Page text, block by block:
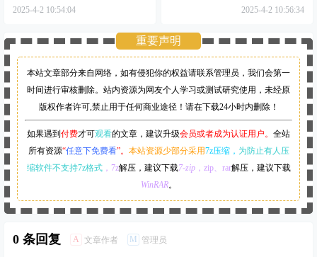
2025-4-2 10:54:04 2025-4-2 10:56:34
重要声明
本站文章部分来自网络，如有侵犯你的权益请联系管理员， 我们会第一
时间进行审核删除。站内资源为网友个人学习或测试研究使用，未经原
版权作者许可,禁止用于任何商业途径！请在下载24小时内删除！
如果遇到 付费才可观看的文章，建议升级会员或者成为认证用户。 全站
所有资源“任意下免费看”。 本站资源少部分采用7z压缩， 为防止有人压
缩软件不支持7z格式，7z解压，建议下载7-zip，zip、rar解压，建议下载
WinRAR。
0 条回复 A 文章作者 M 管理员